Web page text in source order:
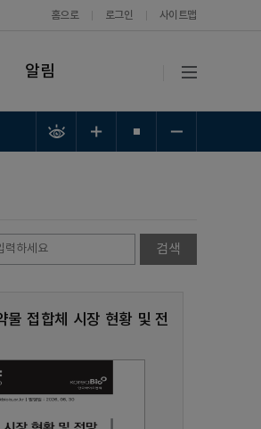
홈으로 로그인 사이트맵
알림
접합체 시장 현황 및 전